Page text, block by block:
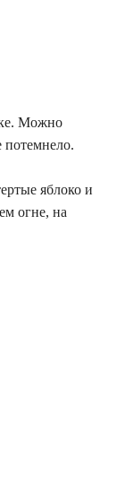
Можно
яблоко и
огне, на